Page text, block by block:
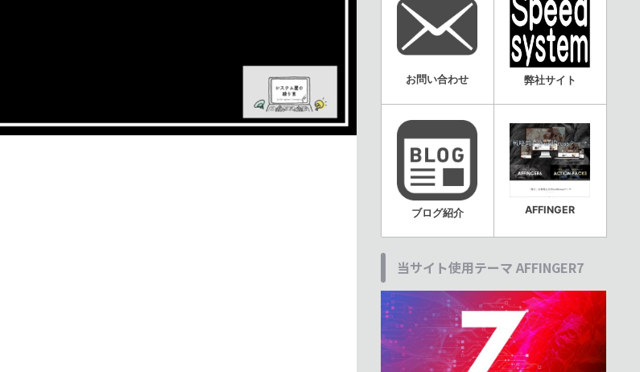
お問い合わせ 弊社サイト
ブログ紹介 AFFINGER
当サイト使用テーマ AFFINGER7